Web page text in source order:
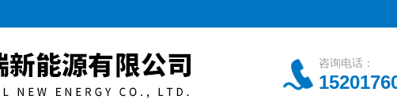
咨询电话：